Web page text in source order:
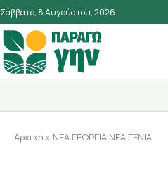
Σάββατο, 8 Αυγούστου, 2026
Αρχική » ΝΕΑ ΓΕΩΡΓΙΑ ΝΕΑ ΓΕΝΙΑ